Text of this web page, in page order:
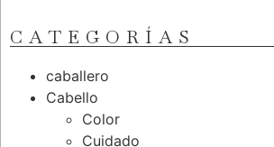
CATEGORÍAS
caballero
Cabello
Color
Cuidado